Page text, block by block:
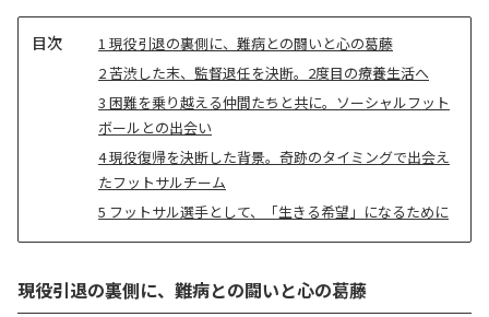
1 現役引退の裏側に、難病との闘いと心の葛藤
2苦渋した末、監督退任を決断。2度目の療養生活へ
3 困難を乗り越える仲間たちと共に。ソーシャルフット
ボールとの出会い
4現役復帰を決断した背景。奇跡のタイミングで出会え
たフットサルチーム
5 フットサル選手として、「生きる希望」になるために
現役引退の裏側に、難病との闘いと心の葛藤